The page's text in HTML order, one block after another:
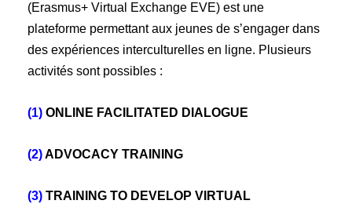
(Erasmus+ Virtual Exchange EVE) est une
plateforme permettant aux jeunes de s’engager dans
des expériences interculturelles en ligne. Plusieurs
activités sont possibles :
(1) ONLINE FACILITATED DIALOGUE
(2)ADVOCACY TRAINING
(3) TRAINING TO DEVELOP VIRTUAL